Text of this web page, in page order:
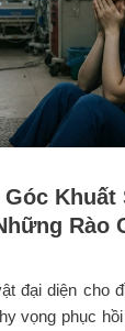
Khuất
Rào
đại diện cho
vọng phục